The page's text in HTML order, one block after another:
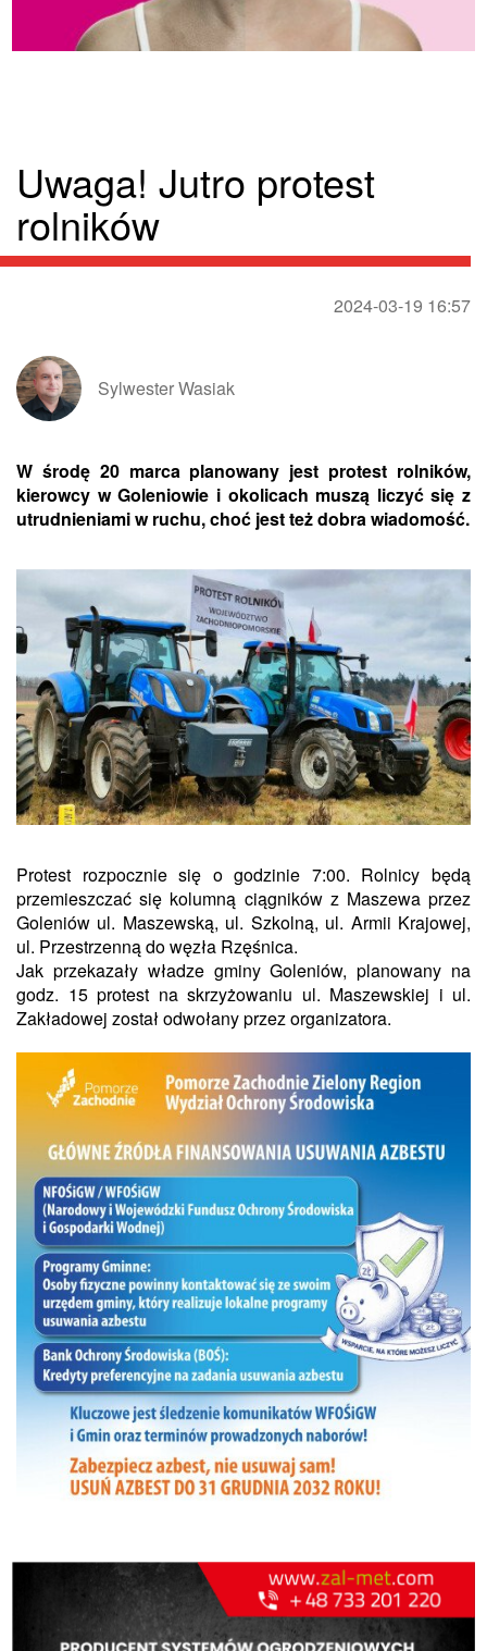
Uwaga! Jutro protest
rolników
2024-03-19 16:57
Sylwester Wasiak
W środę 20 marca planowany jest protest rolników,
kierowcy w Goleniowie i okolicach muszą liczyć się z
utrudnieniami w ruchu, choć jest też dobra wiadomość.
Protest rozpocznie się o godzinie 7:00. Rolnicy będą
przemieszczać się kolumną ciągników z Maszewa przez
Goleniów ul. Maszewską, ul. Szkolną, ul. Armii Krajowej,
ul. Przestrzenną do węzła Rzęśnica.
Jak przekazały władze gminy Goleniów, planowany na
godz. 15 protest na skrzyżowaniu ul. Maszewskiej i ul.
Zakładowej został odwołany przez organizatora.